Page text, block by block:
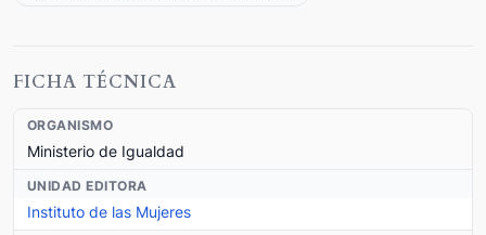
FICHA TÉCNICA
ORGANISMO
Ministerio de Igualdad
UNIDAD EDITORA
Instituto de las Mujeres